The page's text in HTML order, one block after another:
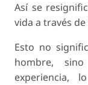
Así se
vida a través
Esto no
hombre,
experiencia,